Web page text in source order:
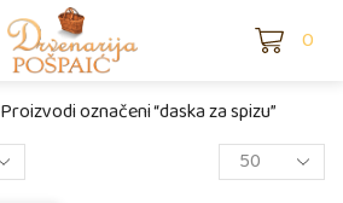
0
Proizvodi označeni “daska za spizu”